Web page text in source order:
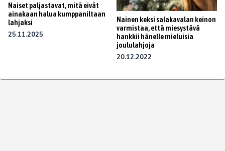
Naiset paljastavat, mitä eivät
ainakaan halua kumppaniltaan
lahjaksi
25.11.2025
Nainen keksi salakavalan keinon
varmistaa, että miesystävä
hankkii hänelle mieluisia
joululahjoja
20.12.2022